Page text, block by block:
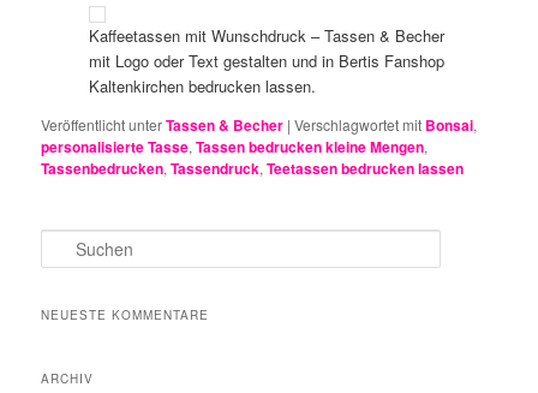
Kaffeetassen mit Wunschdruck – Tassen & Becher
mit Logo oder Text gestalten und in Bertis Fanshop
Kaltenkirchen bedrucken lassen.
Veröffentlicht unterTassen & Becher |Verschlagwortet mit Bonsai,
personalisierte Tasse,Tassen bedrucken kleine Mengen,
Tassenbedrucken,Tassendruck,Teetassen bedrucken lassen
u
h
NEUESTE KOMMENTARE
ARCHIV